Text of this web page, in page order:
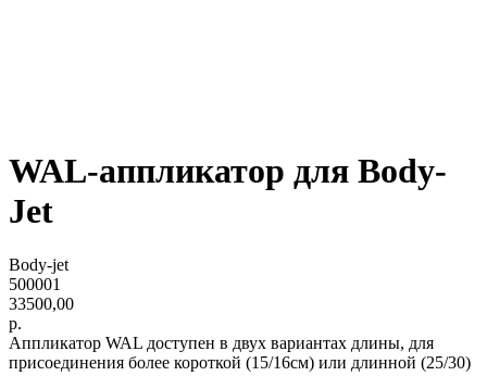
WAL-аппликатор для Body-
Jet
Body-jet
500001
33500,00
р.
Аппликатор WAL доступен в двух вариантах длины, для
присоединения более короткой (15/16см) или длинной (25/30)